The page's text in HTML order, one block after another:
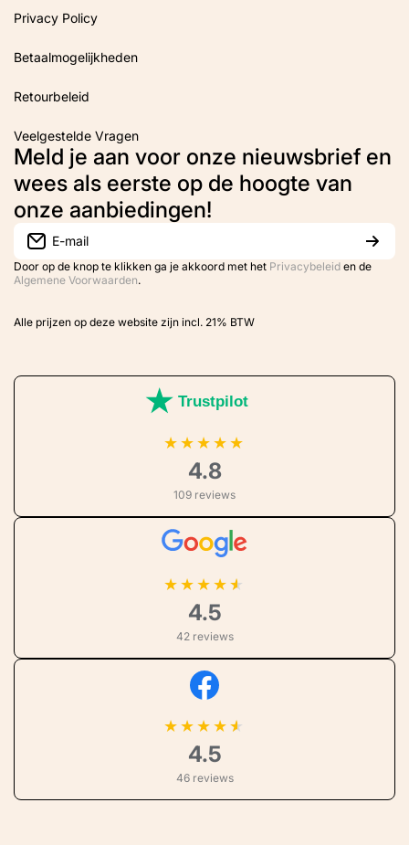
Privacy Policy
Betaalmogelijkheden
Retourbeleid
Veelgestelde Vragen
Meld je aan voor onze nieuwsbrief en
wees als eerste op de hoogte van
onze aanbiedingen!
E-mail
Door op de knop te klikken ga je akkoord met het Privacybeleid en de
Algemene Voorwaarden.
Alle prijzen op deze website zijn incl. 21% BTW
Trustpilot
★★★★★
4.8
109 reviews
★★★★
4.5
42 reviews
★★★★
4.5
46 reviews